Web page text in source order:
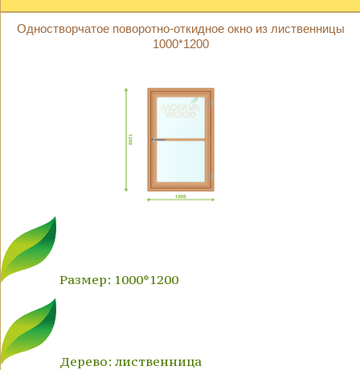
Одностворчатое поворотно-откидное окно из лиственницы
1000*1200
Размер: 1000*1200
Дерево: лиственница